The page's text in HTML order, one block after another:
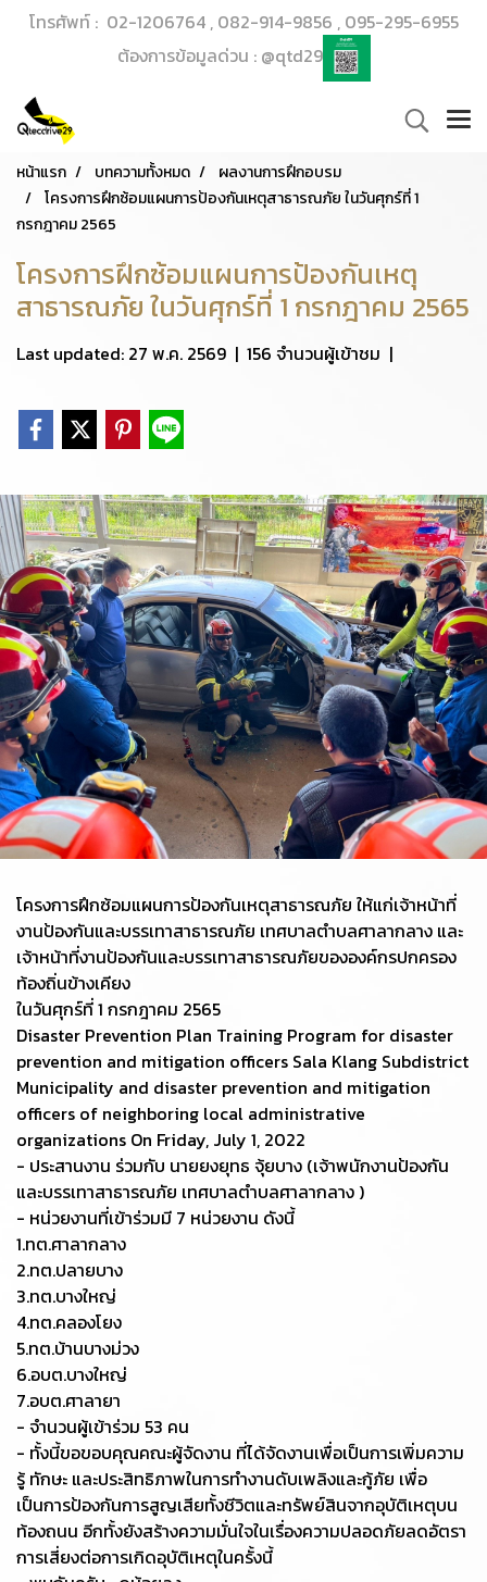
โทรศัพท์ : 02-1206764 , 082-914-9856 , 095-295-6955
ต้องการข้อมูลด่วน : @qtd29
หน้าแรก บทความทั้งหมด
ผลงานการฝึกอบรม
โครงการฝึกซ้อมแผนการป้องกันเหตุสาธารณภัย ในวันศุกร์ที่ 1
กรกฎาคม 2565
โครงการฝึกซ้อมแผนการป้องกันเหตุ
สาธารณภัย ในวันศุกร์ที่ 1 กรกฎาคม 2565
Last updated: 27 พ.ค. 2569 | 156 จำนวนผู้เข้าชม |
โครงการฝึกซ้อมแผนการป้องกันเหตุสาธารณภัย ให้แก่เจ้าหน้าที่
งานป้องกันและบรรเทาสาธารณภัย เทศบาลตำบลศาลากลาง และ
เจ้าหน้าที่งานป้องกันและบรรเทาสาธารณภัยขององค์กรปกครอง
ท้องถิ่นข้างเคียง
ในวันศุกร์ที่ 1 กรกฎาคม 2565
Disaster Prevention Plan Training Program for disaster
prevention and mitigation officers Sala Klang Subdistrict
Municipality and disaster prevention and mitigation
officers of neighboring local administrative
organizations On Friday, July 1, 2022
- ประสานงาน ร่วมกับ นายยงยุทธ จุ้ยบาง (เจ้าพนักงานป้องกัน
และบรรเทาสาธารณภัย เทศบาลตำบลศาลากลาง )
- หน่วยงานที่เข้าร่วมมี 7 หน่วยงาน ดังนี้
1.ทต.ศาลากลาง
2.ทต.ปลายบาง
3.ทต.บางใหญ่
4.ทต.คลองโยง
5.ทต.บ้านบางม่วง
6.อบต.บางใหญ่
7.อบต.ศาลายา
- จำนวนผู้เข้าร่วม 53 คน
- ทั้งนี้ขอขอบคุณคณะผู้จัดงาน ที่ได้จัดงานเพื่อเป็นการเพิ่มความ
รู้ ทักษะ และประสิทธิภาพในการทำงานดับเพลิงและกู้ภัย เพื่อ
เป็นการป้องกันการสูญเสียทั้งชีวิตและทรัพย์สินจากอุบัติเหตุบน
ท้องถนน อีกทั้งยังสร้างความมั่นใจในเรื่องความปลอดภัยลดอัตรา
การเสี่ยงต่อการเกิดอุบัติเหตุในครั้งนี้